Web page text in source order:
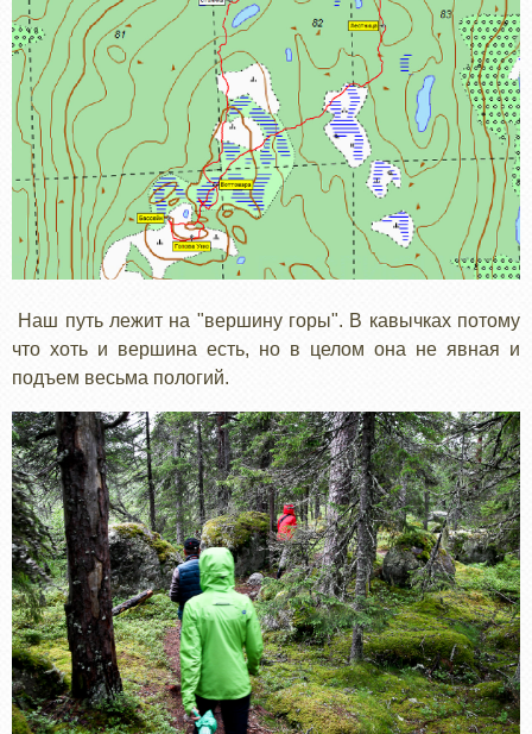
Наш путь лежит на "вершину горы". В кавычках потому
что хоть и вершина есть, но в целом она не явная и
подъем весьма пологий.